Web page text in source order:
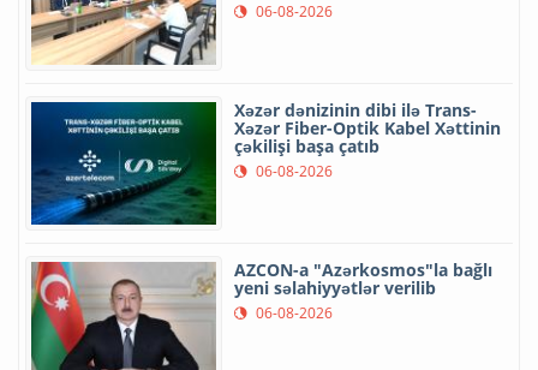
06-08-2026
Xəzər dənizinin dibi ilə Trans-
Xəzər Fiber-Optik Kabel Xəttinin
çəkilişi başa çatıb
06-08-2026
AZCON-a "Azərkosmos"la bağlı
yeni səlahiyyətlər verilib
06-08-2026